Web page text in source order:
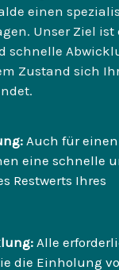
einen
Unser Ziel ist
schnelle
Zustand sich
Auch für einen
eine schnelle
Restwerts Ihres
Alle
die Einholung